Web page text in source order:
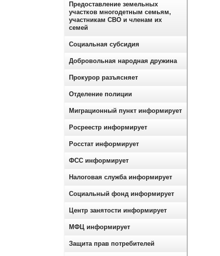
Предоставление земельных
участков многодетным семьям,
участникам СВО и членам их
семей
Социальная субсидия
Добровольная народная дружина
Прокурор разъясняет
Отделение полиции
Миграционный пункт информирует
Росреестр информирует
Росстат информирует
ФСС информирует
Налоговая служба информирует
Социальный фонд информирует
Центр занятости информирует
МФЦ информирует
Защита прав потребителей